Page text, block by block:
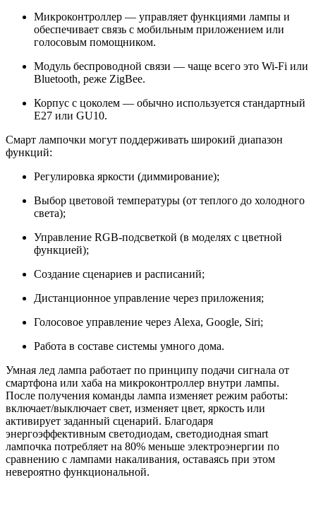
Микроконтроллер — управляет функциями лампы и
обеспечивает связь с мобильным приложением или
голосовым помощником.
Модуль беспроводной связи — чаще всего это Wi-Fi или
Bluetooth, реже ZigBee.
Корпус с цоколем — обычно используется стандартный
Е27 или GU10.
Смарт лампочки могут поддерживать широкий диапазон
функций:
Регулировка яркости (диммирование);
Выбор цветовой температуры (от теплого до холодного
света);
Управление RGB-подсветкой (в моделях с цветной
функцией);
Создание сценариев и расписаний;
Дистанционное управление через приложения;
Голосовое управление через Alexa, Google, Siri;
Работа в составе системы умного дома.
Умная лед лампа работает по принципу подачи сигнала от
смартфона или хаба на микроконтроллер внутри лампы.
После получения команды лампа изменяет режим работы:
включает/выключает свет, изменяет цвет, яркость или
активирует заданный сценарий. Благодаря
энергоэффективным светодиодам, светодиодная smart
лампочка потребляет на 80% меньше электроэнергии по
сравнению с лампами накаливания, оставаясь при этом
невероятно функциональной.